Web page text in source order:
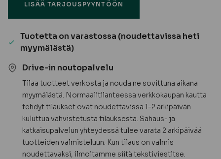
LISÄÄ TARJOUSPYYNTÖÖN
Tuotetta on varastossa (noudettavissa heti
myymälästä)
Drive-in noutopalvelu
Tilaa tuotteet verkosta ja nouda ne sovittuna aikana
myymälästä. Normaalitilanteessa verkkokaupan kautta
tehdyt tilaukset ovat noudettavissa 1-2 arkipäivän
kuluttua vahvistetusta tilauksesta. Sahaus- ja
katkaisupalvelun yhteydessä tulee varata 2 arkipäivää
tuotteiden valmisteluun. Kun tilaus on valmis
noudettavaksi, ilmoitamme siitä tekstiviestitse.